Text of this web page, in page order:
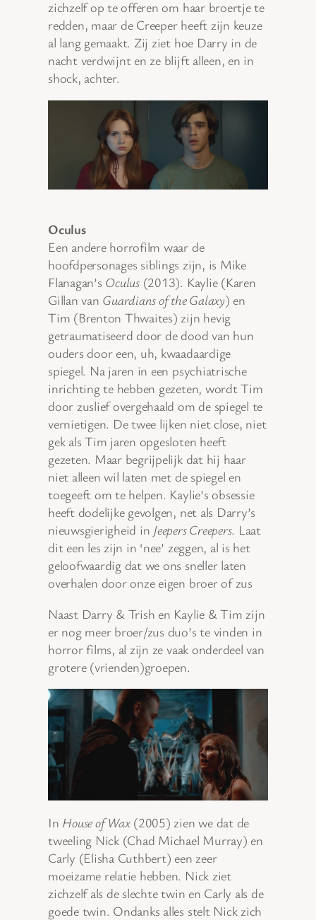
zichzelf op te offeren om haar broertje te
redden, maar de Creeper heeft zijn keuze
al lang gemaakt. Zij ziet hoe Darry in de
nacht verdwijnt en ze blijft alleen, en in
shock, achter.
Oculus
Een andere horrofilm waar de
hoofdpersonages siblings zijn, is Mike
Flanagan’s Oculus(2013). Kaylie (Karen
Gillan van Guardians of the Galaxy) en
Tim (Brenton Thwaites) zijn hevig
getraumatiseerd door de dood van hun
ouders door een, uh, kwaadaardige
spiegel. Na jaren in een psychiatrische
inrichting te hebben gezeten, wordt Tim
door zuslief overgehaald om de spiegel te
vernietigen. De twee lijken niet close, niet
gek als Tim jaren opgesloten heeft
gezeten. Maar begrijpelijk dat hij haar
niet alleen wil laten met de spiegel en
toegeeft om te helpen. Kaylie’s obsessie
heeft dodelijke gevolgen, net als Darry’s
nieuwsgierigheid in Jeepers Creepers. Laat
dit een les zijn in ‘nee’ zeggen, al is het
geloofwaardig dat we ons sneller laten
overhalen door onze eigen broer of zus
Naast Darry & Trish en Kaylie & Tim zijn
er nog meer broer/zus duo’s te vinden in
horror films, al zijn ze vaak onderdeel van
grotere (vrienden)groepen.
In House of Wax(2005) zien we dat de
tweeling Nick (Chad Michael Murray) en
Carly (Elisha Cuthbert) een zeer
moeizame relatie hebben. Nick ziet
zichzelf als de slechte twin en Carly als de
goede twin. Ondanks alles stelt Nick zich